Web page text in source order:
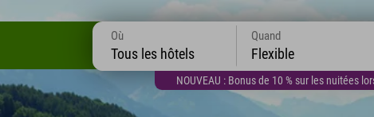
NOUVEAU : Bonus de 10 % sur les nuitées
Où
Tous les hôtels
Quand
Flexible